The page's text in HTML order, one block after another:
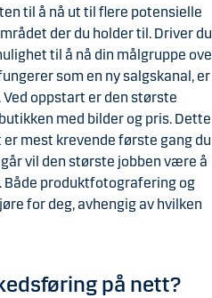
til å nå ut til flere potensielle
der du holder til. Driver du
til å nå din målgruppe
som en ny salgskanal, er
oppstart er den største
med bilder og pris. Dette
mest krevende første gang du
vil den største jobben være å
Både produktfotografering og
for deg, avhengig av hvilken
på nett?